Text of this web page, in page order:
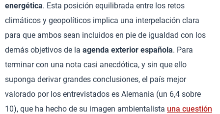
energética. Esta posición equilibrada entre los retos
climáticos y geopolíticos implica una interpelación clara
para que ambos sean incluidos en pie de igualdad con los
demás objetivos de la agenda exterior española. Para
terminar con una nota casi anecdótica, y sin que ello
suponga derivar grandes conclusiones, el país mejor
valorado por los entrevistados es Alemania (un 6,4 sobre
10), que ha hecho de su imagen ambientalista una cuestión